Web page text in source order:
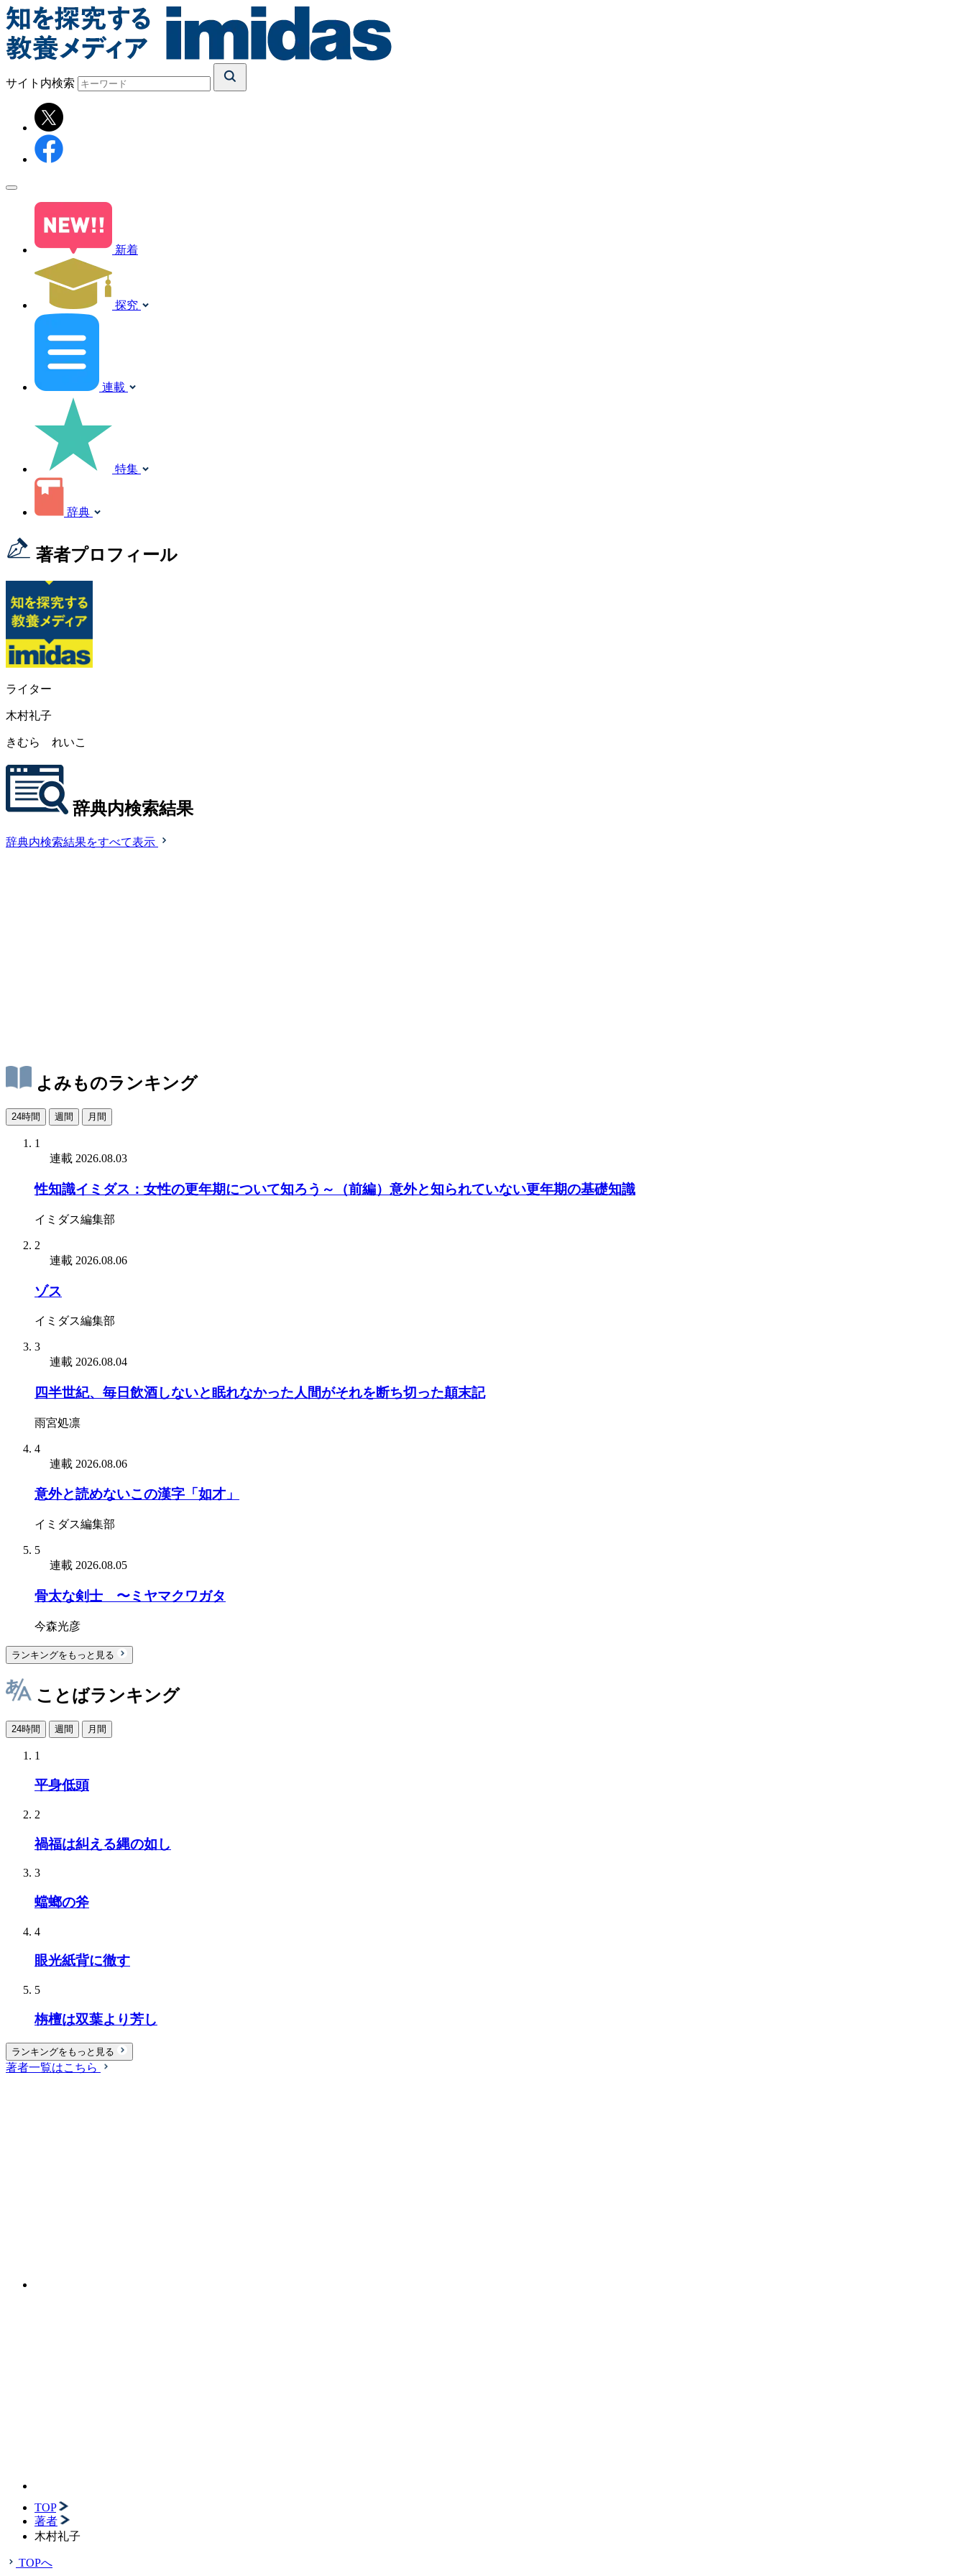
サイト内検索
新着
探究
連載
特集
辞典
著者プロフィール
ライター
木村礼子
きむら れいこ
辞典内検索結果
辞典内検索結果をすべて表示
よみものランキング
24時間 週間 月間
1
連載 2026.08.03
性知識イミダス：女性の更年期について知ろう～（前編）意外と知られていない更年期の基礎知識
イミダス編集部
2
連載 2026.08.06
ゾス
イミダス編集部
3
連載 2026.08.04
四半世紀、毎日飲酒しないと眠れなかった人間がそれを断ち切った顛末記
雨宮処凛
4
連載 2026.08.06
意外と読めないこの漢字「如才」
イミダス編集部
5
連載 2026.08.05
骨太な剣士 〜ミヤマクワガタ
今森光彦
ランキングをもっと見る
ことばランキング
24時間 週間 月間
1
平身低頭
2
禍福は糾える縄の如し
3
蟷螂の斧
4
眼光紙背に徹す
5
栴檀は双葉より芳し
ランキングをもっと見る
著者一覧はこちら
TOP
著者
木村礼子
TOPへ